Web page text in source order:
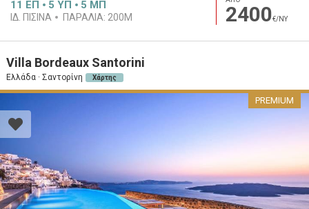
11 ΕΠ 5 ΥΠ 5 ΜΠ
ΙΔ. ΠΙΣΊΝΑ ΠΑΡΑΛΊΑ: 200M 2400€/ΝΥ
Villa Bordeaux Santorini
Ελλάδα · Σαντορίνη Χάρτης
PREMIUM